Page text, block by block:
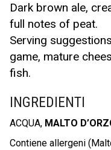
Dark brown ale,
full notes of peat.
Serving
game, mature
fish.
INGREDIENTI
ACQUA, MALTO
Contiene allergeni